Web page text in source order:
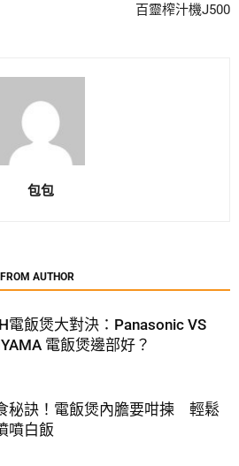
百靈榨汁機J500
包包
AUTHOR
電飯煲大對決：Panasonic VS
電飯煲邊部好？
秘訣！電飯煲內膽要咁揀 輕鬆
噴白飯